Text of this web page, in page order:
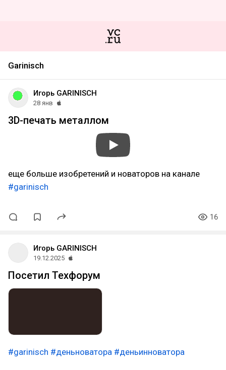
Garinisch
Игорь GARINISCH
28 янв
3D-печать металлом
еще больше изобретений и новаторов на канале
#garinisch
16
Игорь GARINISCH
19.12.2025
Посетил Техфорум
#garinisch #деньноватора #деньинноватора